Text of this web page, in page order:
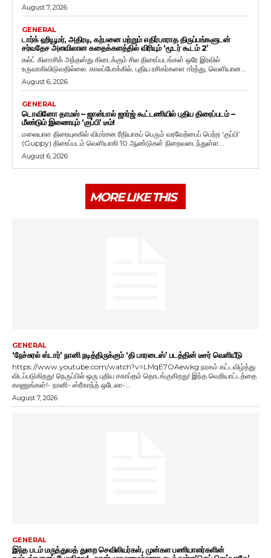
August 7, 2026
GENERAL
டார்க் ஹியூமர், அதிரடி, கற்பனை மற்றும் எதிர்பாராத திருப்பங்களுடன்
சர்வதேச அளவிலான கதைக்களத்தில் விரியும் ‘மூடர் கூடம் 2’
கல்ட் கிளாசிக் அந்தஸ்து கிடைக்கும் சில திரைப்படங்கள் ஒரே இரவில்
உருவாகிவிடுவதில்லை. காலப்போக்கில், புதிய ரசிகர்களை ஈர்த்து, வெளியான...
August 6, 2026
GENERAL
டொவினோ தாமஸ் – ஜான்பால் ஜார்ஜ் கூட்டணியில் புதிய திரைப்படம் –
மீண்டும் இணையும் ‘குப்பி’ டீம்!
மலையாள திரையுலகில் விமர்சன ரீதியாகப் பெரும் வரவேற்பைப் பெற்ற ‘குப்பி’
(Guppy) திரைப்படம் வெளியாகி 10 ஆண்டுகள் நிறைவடைந்துள்ள...
August 6, 2026
MORE LIKE THIS
GENERAL
‘நேச்சுரல் ஸ்டார்’ நானி நடித்திருக்கும் ‘தி பாரடைஸ்’ படத்தின் டீசர் வெளியீடு
https://www.youtube.com/watch?v=LMqE7OAewkg நரகம் கட்டவிழ்த்து
விடப்படுகிறது! நெருப்பில் ஒரு புதிய சகாப்தம் தொடங்குகிறது! இந்த வெறியாட்டத்தை
காணுங்கள்!- நானி- ஸ்ரீகாந்த் ஒடேலா-...
August 7, 2026
GENERAL
இந்த படம் மருத்துவத் துறை செவிலியர்கள், முன்கள பணியாளர்களின்